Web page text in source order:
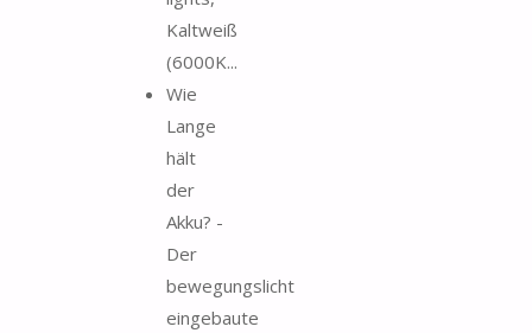
Kaltweiß
(6000K...
Wie
Lange
hält
der
Akku? -
Der
bewegungslicht
eingebaute